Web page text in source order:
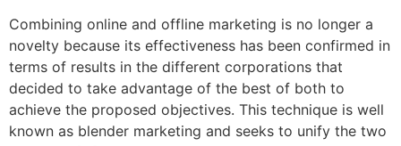
Combining online and offline marketing is no longer a
novelty because its effectiveness has been confirmed in
terms of results in the different corporations that
decided to take advantage of the best of both to
achieve the proposed objectives. This technique is well
known as blender marketing and seeks to unify the two